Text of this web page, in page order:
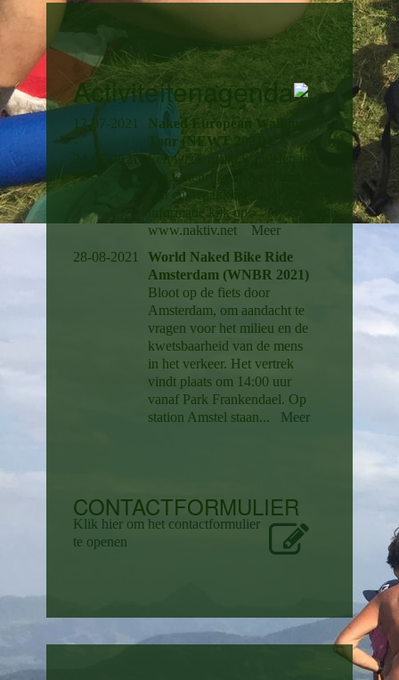
Activiteitenagenda
17-07-2021
-
24-07-2021
Naked European Walking
Tour (NEWT 2021)
Een week naakt wandelen in
de Oostenrijkse Alpen, met
tent en bepakking. Voor meer
informatie kijk op
www.naktiv.net Meer
28-08-2021
World Naked Bike Ride
Amsterdam (WNBR 2021)
Bloot op de fiets door
Amsterdam, om aandacht te
vragen voor het milieu en de
kwetsbaarheid van de mens
in het verkeer. Het vertrek
vindt plaats om 14:00 uur
vanaf Park Frankendael. Op
station Amstel staan... Meer
CONTACTFORMULIER
Klik hier om het contactformulier
te openen